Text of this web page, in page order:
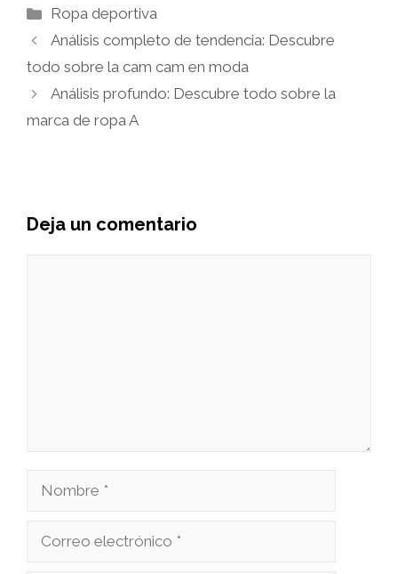
Categorías
Ropa deportiva
Análisis completo de tendencia: Descubre
todo sobre la cam cam en moda
Análisis profundo: Descubre todo sobre la
marca de ropa A
Deja un comentario
Nombre
Correo